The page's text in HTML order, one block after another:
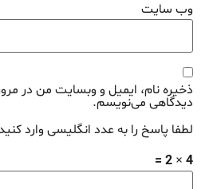
وب‌ سایت
ذخیره نام، ایمیل و وبسایت من در
دیدگاهی می‌نویسم.
لطفا پاسخ را به عدد انگلیسی وارد
4 × 2 =